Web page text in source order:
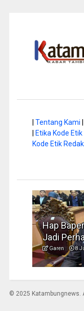
Tentang Kami
Etika Kode Etik|
Kode Etik
Hap
Jadi
Garen 8 Juni
© 2025 Katambungnews.